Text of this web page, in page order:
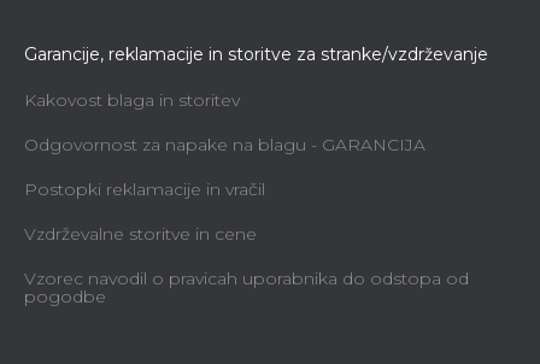
Garancije, reklamacije in storitve za stranke/vzdrževanje
Kakovost blaga in storitev
Odgovornost za napake na blagu - GARANCIJA
Postopki reklamacije in vračil
Vzdrževalne storitve in cene
Vzorec navodil o pravicah uporabnika do odstopa od
pogodbe